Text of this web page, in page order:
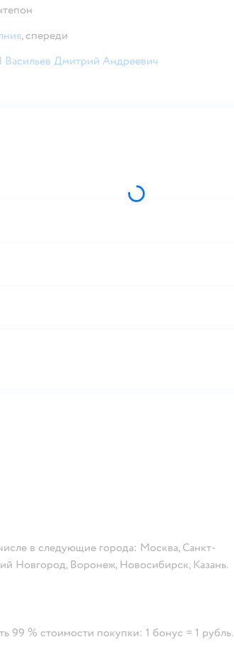
, спереди
Дмитрий Андреевич
в следующие города: Москва, Санкт-
Новгород, Воронеж, Новосибирск, Казань.
99 % стоимости покупки: 1 бонус = 1 рубль.